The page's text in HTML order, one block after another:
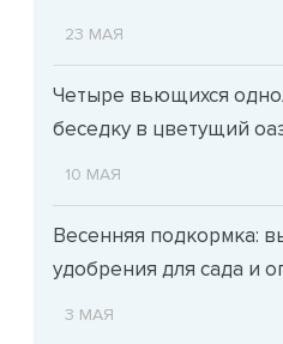
23 МАЯ
Четыре вьющихся
беседку в цветущий
10 МАЯ
Весенняя подкормка:
удобрения для сада и
3 МАЯ